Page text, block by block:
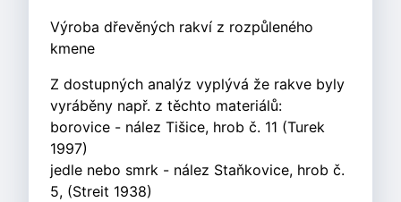
Výroba dřevěných rakví z rozpůleného
kmene
Z dostupných analýz vyplývá že rakve byly
vyráběny např. z těchto materiálů:
borovice - nález Tišice, hrob č. 11 (Turek
1997)
jedle nebo smrk - nález Staňkovice, hrob č.
5, (Streit 1938)